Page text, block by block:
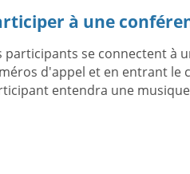
à une
participants se connectent à
d'appel et en entrant le
entendra une